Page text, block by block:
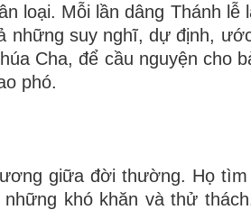
loại. Mỗi lần dâng Thánh lễ
những suy nghĩ, dự định,
Cha, để cầu nguyện cho
phó.
giữa đời thường. Họ
khó khăn và thử